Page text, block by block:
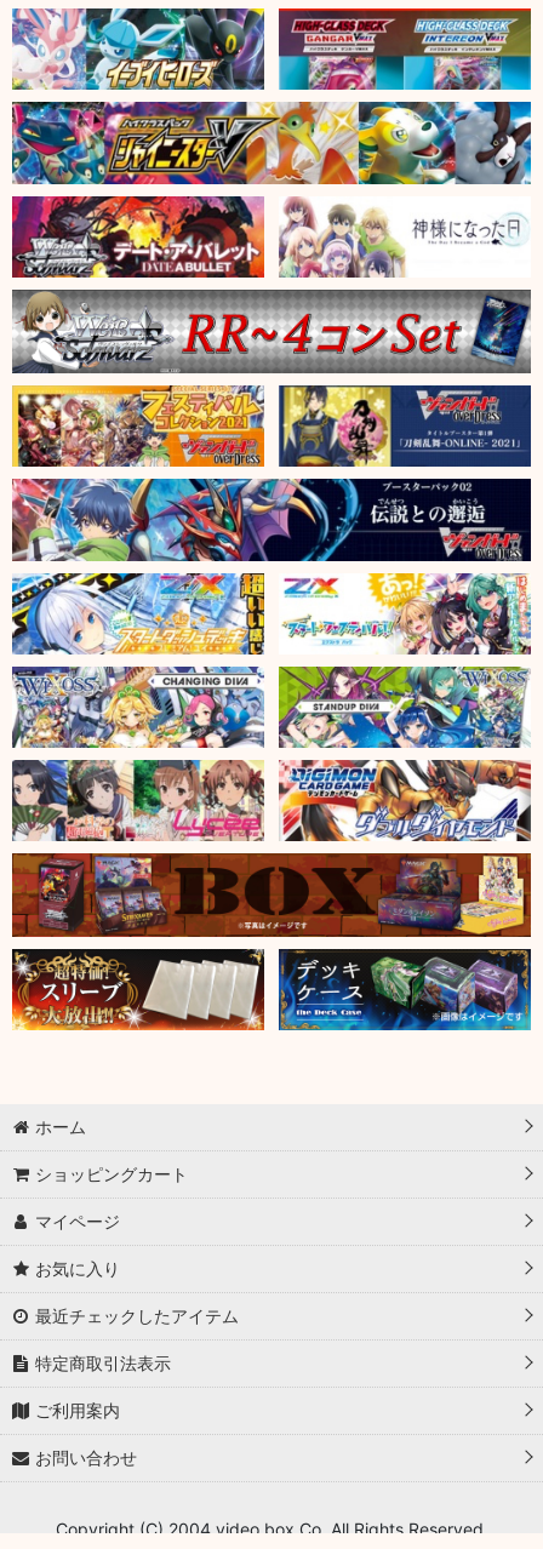
ホーム
ショッピングカート
マイページ
お気に入り
最近チェックしたアイテム
特定商取引法表示
ご利用案内
お問い合わせ
Copyright (C) 2004 video box Co. All Rights Reserved.